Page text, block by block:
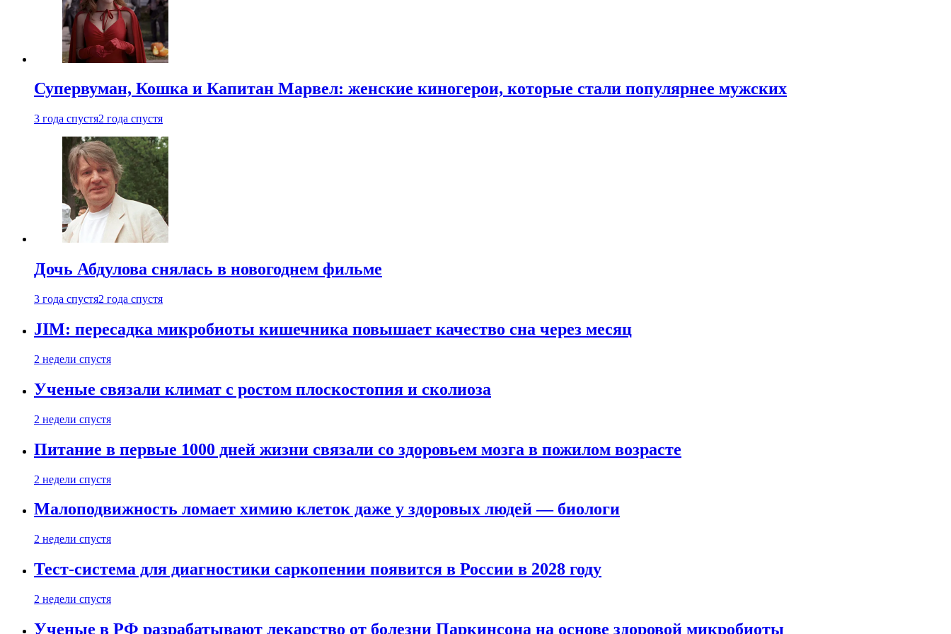
Супервуман, Кошка и Капитан Марвел: женские киногерои, которые стали популярнее мужских
3 года спустя2 года спустя
Дочь Абдулова снялась в новогоднем фильме
3 года спустя2 года спустя
JIM: пересадка микробиоты кишечника повышает качество сна через месяц
2 недели спустя
Ученые связали климат с ростом плоскостопия и сколиоза
2 недели спустя
Питание в первые 1000 дней жизни связали со здоровьем мозга в пожилом возрасте
2 недели спустя
Малоподвижность ломает химию клеток даже у здоровых людей — биологи
2 недели спустя
Тест-система для диагностики саркопении появится в России в 2028 году
2 недели спустя
Ученые в РФ разрабатывают лекарство от болезни Паркинсона на основе здоровой микробиоты